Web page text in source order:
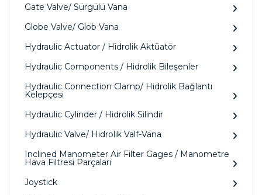
Gate Valve/ Sürgülü Vana
Globe Valve/ Glob Vana
Hydraulic Actuator / Hidrolik Aktüatör
Hydraulic Components / Hidrolik Bileşenler
Hydraulic Connection Clamp/ Hidrolik Bağlantı
Kelepçesi
Hydraulic Cylinder / Hidrolik Silindir
Hydraulic Valve/ Hidrolik Valf-Vana
Inclined Manometer Air Filter Gages / Manometre
Hava Filtresi Parçaları
Joystick